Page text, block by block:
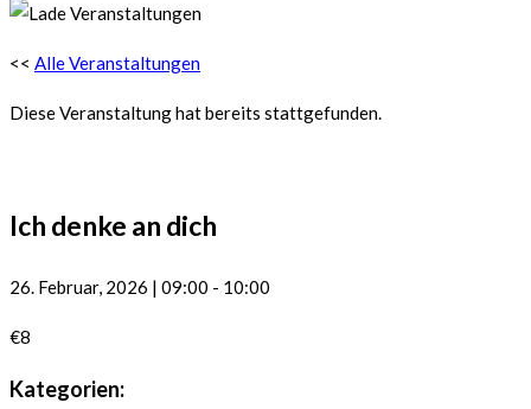
<< Alle Veranstaltungen
Diese Veranstaltung hat bereits stattgefunden.
Ich denke an dich
26. Februar, 2026 | 09:00 - 10:00
€8
Kategorien: